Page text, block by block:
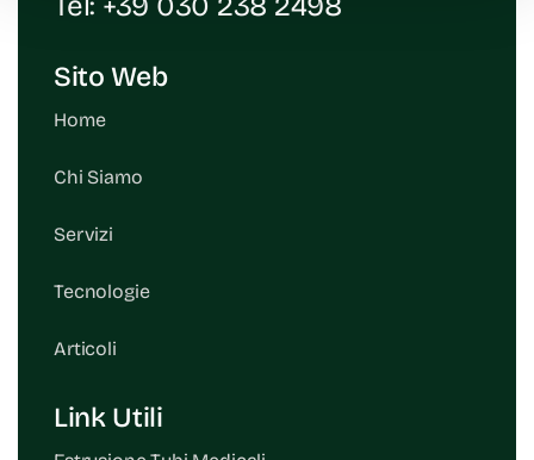
Sito Web
Home
Chi Siamo
Servizi
Tecnologie
Articoli
Link Utili